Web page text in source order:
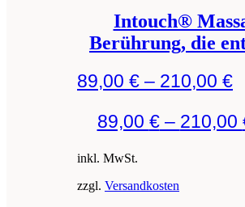
Intouch®
Berührung, die
89,00 € – 210,00 €
89,00 €– 210,00
inkl. MwSt.
zzgl. Versandkosten